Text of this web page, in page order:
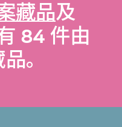
藏品及
84 件由
。